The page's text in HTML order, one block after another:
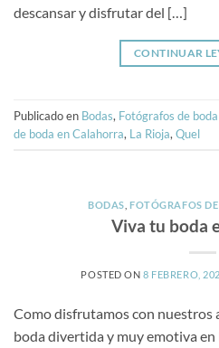
descansar y disfrutar del […]
CONTINUAR
Publicado en Bodas, Fotógrafos de
de boda en Calahorra, La Rioja, Quel
BODAS ,FOTÓGRAFOS
Viva tu boda
POSTED ON8 FEBRERO,
Como disfrutamos con nuestros
boda divertida y muy emotiva en